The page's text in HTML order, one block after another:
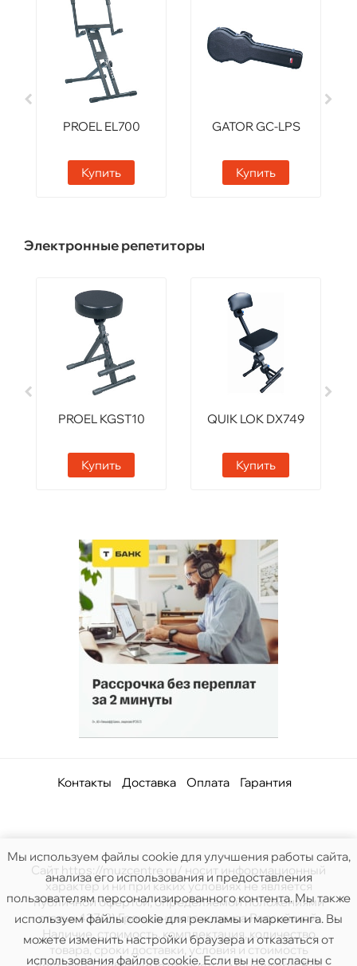
PROEL EL700
Купить
GATOR GC-LPS
Купить
Электронные репетиторы
PROEL KGST10
Купить
QUIK LOK DX749
Купить
Контакты Доставка Оплата Гарантия
Сайт https://muzcentre.ru/ носит информационный
характер и ни при каких условиях не является
публичной офертой, определяемой положениями
статьи 437(2) Гражданского кодекса Российской.
Наличие, стоимость, комплектация, количество
товара, сроки доставки, условия и стоимость
Мы используем файлы cookie для улучшения работы сайта,
анализа его использования и предоставления
пользователям персонализированного контента. Мы также
используем файлы cookie для рекламы и маркетинга. Вы
можете изменить настройки браузера и отказаться от
использования файлов cookie. Если вы не согласны с